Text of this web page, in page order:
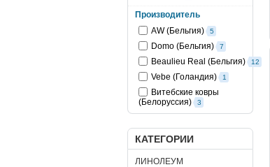
Производитель
AW (Бельгия)
5
Domo (Бельгия) 7
Beaulieu Real (Бельгия) 12
Vebe (Голандия) 1
Витебские ковры
(Белоруссия)
3
КАТЕГОРИИ
ЛИНОЛЕУМ